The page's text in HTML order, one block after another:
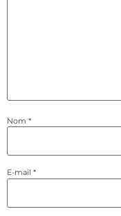
Nom *
E-mail *